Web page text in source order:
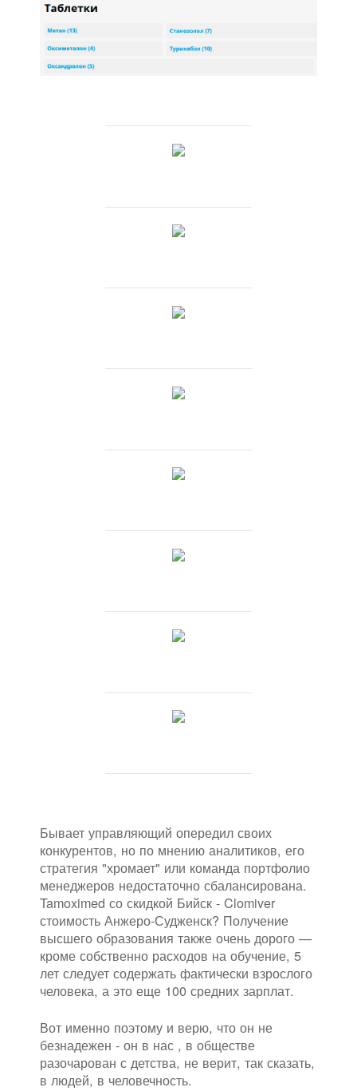
Бывает управляющий опередил своих
конкурентов, но по мнению аналитиков, его
стратегия "хромает" или команда портфолио
менеджеров недостаточно сбалансирована.
Tamoximed со скидкой Бийск - Clomiver
стоимость Анжеро-Судженск? Получение
высшего образования также очень дорого —
кроме собственно расходов на обучение, 5
лет следует содержать фактически взрослого
человека, а это еще 100 средних зарплат.
Вот именно поэтому и верю, что он не
безнадежен - он в нас , в обществе
разочарован с детства, не верит, так сказать,
в людей, в человечность.